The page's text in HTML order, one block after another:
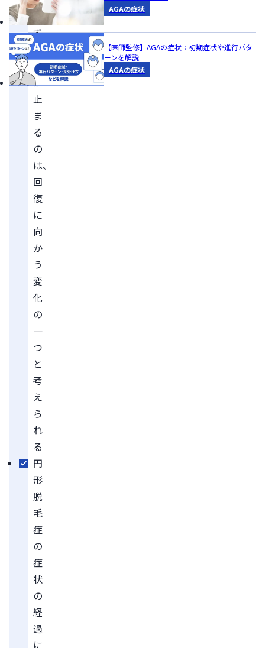
え
ず
進
行
が
止
ま
る
の
は、
回
復
に
向
か
う
変
化
の
一
つ
と
考
え
ら
れ
る
円
形
脱
毛
症
の
症
状
の
経
過
に
AGAの症状
【医師監修】AGAの症状：初期症状や進行パタ
ーンを解説
AGAの症状